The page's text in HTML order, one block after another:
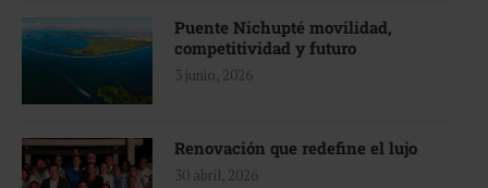
Puente Nichupté movilidad,
competitividad y futuro
3 junio, 2026
Renovación que redefine el lujo
30 abril, 2026